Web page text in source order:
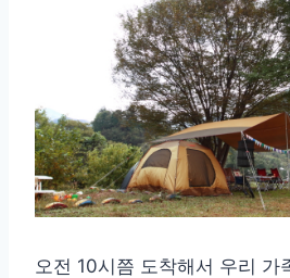
오전 10시쯤 도착해서 우리 가